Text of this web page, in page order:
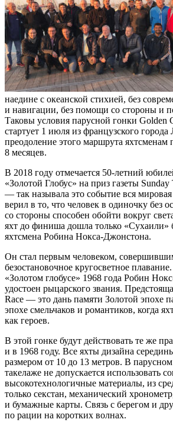
наедине с океанской стихией, без
и навигации, без помощи со стороны и
Таковы условия парусной гонки Golden
стартует 1 июля из французского
преодоление этого маршрута яхтсменам
8 месяцев.
В 2018 году отмечается 50-летний
«Золотой Глобус» на приз газеты
— так называла это событие вся
верил в то, что человек в одиночку без
со стороны способен обойти вокруг
яхт до финиша дошла только «Сухаили»
яхтсмена Робина Нокса-Джонстона.
Он стал первым человеком,
безостановочное кругосветное
«Золотом глобусе» 1968 года Робин
удостоен рыцарского звания.
Race — это дань памяти Золотой эпохе
эпохе смельчаков и романтиков, когда
как героев.
В этой гонке будут действовать те же
и в 1968 году. Все яхты дизайна
размером от 10 до 13 метров. В
такелаже не допускается использовать
высокотехнологичные материалы, из
только секстан, механический
и бумажные карты. Связь с берегом и
по рации на коротких волнах.